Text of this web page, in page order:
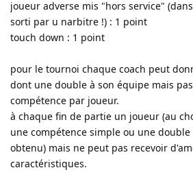
joueur adverse mis "hors service"
sorti par u narbitre !) : 1 point
touch down : 1 point
pour le tournoi chaque coach peut
dont une double à son équipe mais
compétence par joueur.
à chaque fin de partie un joueur (au
une compétence simple ou une
obtenu) mais ne peut pas recevoir
caractéristiques.